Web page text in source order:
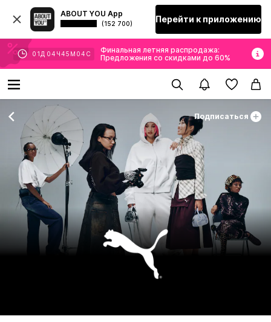
ABOUT YOU App
(152 700) Перейти к приложению
01 Д 04 Ч45 М 02 С
Финальная летняя распродажа:
Предложения со скидками до 60%
Подписаться